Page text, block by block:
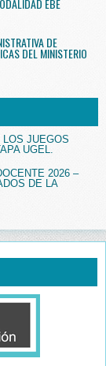
EBE
DE
DEL MINISTERIO
LOS JUEGOS
UGEL.
2026 –
DE LA